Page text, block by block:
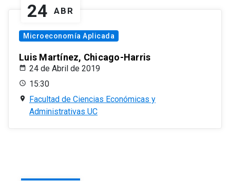
24 ABR
Microeconomía Aplicada
Luis Martínez, Chicago-Harris
24 de Abril de 2019
15:30
Facultad de Ciencias Económicas y
Administrativas UC